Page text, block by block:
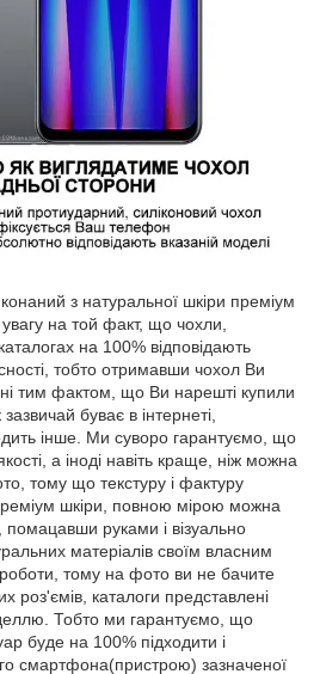
з натуральної шкіри преміум
на той факт, що чохли,
на 100% відповідають
тобто отримавши чохол Ви
тим фактом, що Ви нарешті купили
буває в інтернеті,
інше. Ми суворо гарантуємо, що
а іноді навіть краще, ніж можна
тому що текстуру і фактуру
шкіри, повною мірою можна
помацавши руками і візуально
матеріалів своїм власним
тому на фото ви не бачите
роз'ємів, каталоги представлені
Тобто ми гарантуємо, що
буде на 100% підходити і
смартфона(пристрою) зазначеної